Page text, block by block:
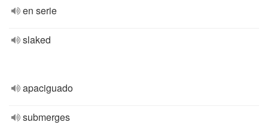
en serie
slaked
apaciguado
submerges